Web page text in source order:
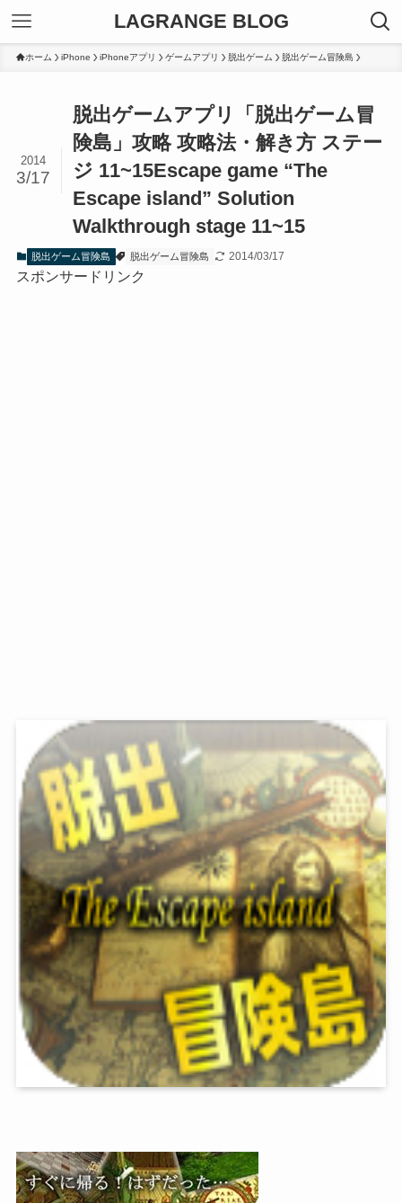
LAGRANGE BLOG
ホーム iPhone iPhoneアプリ ゲームアプリ 脱出ゲーム 脱出ゲーム冒険島
脱出ゲームアプリ「脱出ゲーム冒
険島」攻略 攻略法・解き方 ステー
ジ 11~15Escape game “The
Escape island” Solution
Walkthrough stage 11~15
2014
3/17
脱出ゲーム冒険島 脱出ゲーム冒険島 2014/03/17
スポンサードリンク